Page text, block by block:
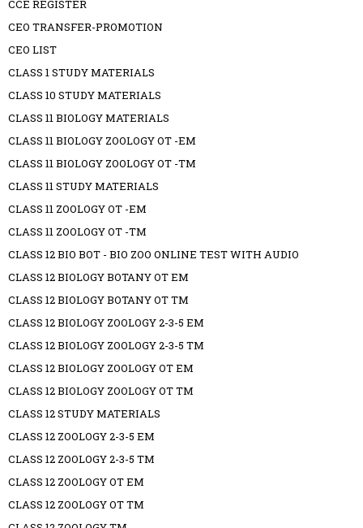
CCE REGISTER
CEO TRANSFER-PROMOTION
CEO LIST
CLASS 1 STUDY MATERIALS
CLASS 10 STUDY MATERIALS
CLASS 11 BIOLOGY MATERIALS
CLASS 11 BIOLOGY ZOOLOGY OT -EM
CLASS 11 BIOLOGY ZOOLOGY OT -TM
CLASS 11 STUDY MATERIALS
CLASS 11 ZOOLOGY OT -EM
CLASS 11 ZOOLOGY OT -TM
CLASS 12 BIO BOT - BIO ZOO ONLINE TEST WITH AUDIO
CLASS 12 BIOLOGY BOTANY OT EM
CLASS 12 BIOLOGY BOTANY OT TM
CLASS 12 BIOLOGY ZOOLOGY 2-3-5 EM
CLASS 12 BIOLOGY ZOOLOGY 2-3-5 TM
CLASS 12 BIOLOGY ZOOLOGY OT EM
CLASS 12 BIOLOGY ZOOLOGY OT TM
CLASS 12 STUDY MATERIALS
CLASS 12 ZOOLOGY 2-3-5 EM
CLASS 12 ZOOLOGY 2-3-5 TM
CLASS 12 ZOOLOGY OT EM
CLASS 12 ZOOLOGY OT TM